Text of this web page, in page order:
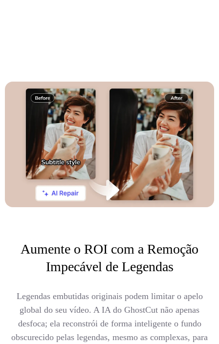
Aumente o ROI com a Remoção
Impecável de Legendas
Legendas embutidas originais podem limitar o apelo
global do seu vídeo. A IA do GhostCut não apenas
desfoca; ela reconstrói de forma inteligente o fundo
obscurecido pelas legendas, mesmo as complexas, para